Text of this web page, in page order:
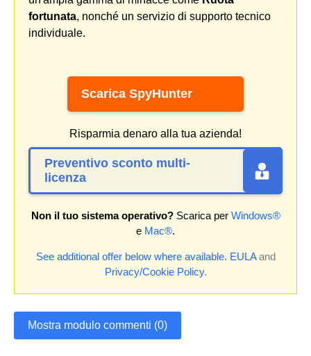
fortunata, nonché un servizio di supporto tecnico
individuale.
Scarica SpyHunter
Risparmia denaro alla tua azienda!
Preventivo sconto multi-
licenza
Non il tuo sistema operativo?Scarica per Windows®
e Mac®.
See additional offer below where available. EULAand
Privacy/Cookie Policy.
Mostra modulo commenti (0)